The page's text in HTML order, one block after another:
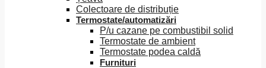
Colectoare de distribuție
Termostate/automatizări
P/u cazane pe combustibil solid
Termostate de ambient
Termostate podea caldă
Furnituri